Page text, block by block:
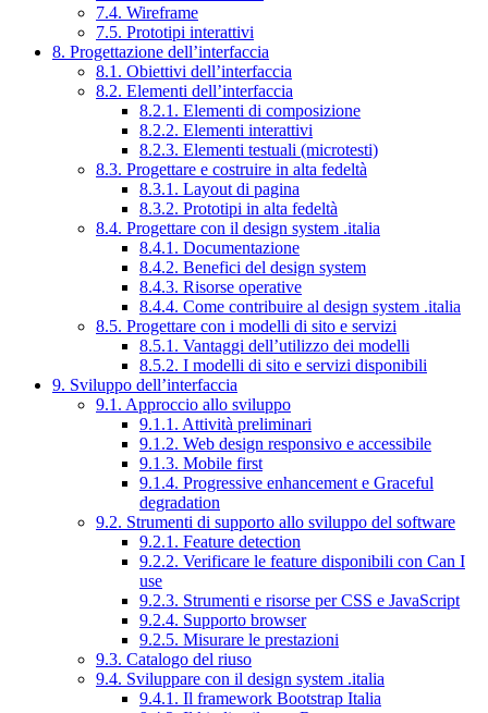
7.4. Wireframe
7.5. Prototipi interattivi
8. Progettazione dell’interfaccia
8.1. Obiettivi dell’interfaccia
8.2. Elementi dell’interfaccia
8.2.1. Elementi di composizione
8.2.2. Elementi interattivi
8.2.3. Elementi testuali (microtesti)
8.3. Progettare e costruire in alta fedeltà
8.3.1. Layout di pagina
8.3.2. Prototipi in alta fedeltà
8.4. Progettare con il design system .italia
8.4.1. Documentazione
8.4.2. Benefici del design system
8.4.3. Risorse operative
8.4.4. Come contribuire al design system .italia
8.5. Progettare con i modelli di sito e servizi
8.5.1. Vantaggi dell’utilizzo dei modelli
8.5.2. I modelli di sito e servizi disponibili
9. Sviluppo dell’interfaccia
9.1. Approccio allo sviluppo
9.1.1. Attività preliminari
9.1.2. Web design responsivo e accessibile
9.1.3. Mobile first
9.1.4. Progressive enhancement e Graceful
degradation
9.2. Strumenti di supporto allo sviluppo del software
9.2.1. Feature detection
9.2.2. Verificare le feature disponibili con Can I
use
9.2.3. Strumenti e risorse per CSS e JavaScript
9.2.4. Supporto browser
9.2.5. Misurare le prestazioni
9.3. Catalogo del riuso
9.4. Sviluppare con il design system .italia
9.4.1. Il framework Bootstrap Italia